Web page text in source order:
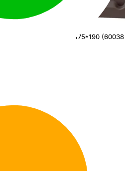
100 (о.п.) 900А 353*175*190 (60038